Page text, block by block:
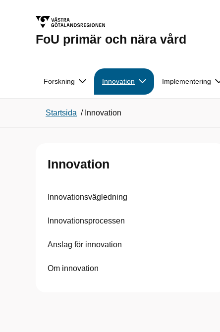
FoU primär och nära vård
Forskning Innovation Implementering
Startsida / Innovation
Innovation
Innovationsvägledning
Innovationsprocessen
Anslag för innovation
Om innovation